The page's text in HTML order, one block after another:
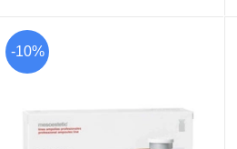
-10%